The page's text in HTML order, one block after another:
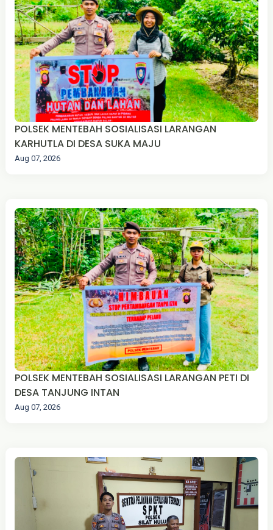
‎POLSEK MENTEBAH SOSIALISASI LARANGAN
KARHUTLA DI DESA SUKA MAJU
Aug 07, 2026
POLSEK MENTEBAH SOSIALISASI LARANGAN PETI DI
DESA TANJUNG INTAN
Aug 07, 2026